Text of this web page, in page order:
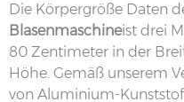
Die Körpergröße Daten
Blasenmaschineist drei
80 Zentimeter in der
Höhe. Gemäß unserem
von Aluminium-